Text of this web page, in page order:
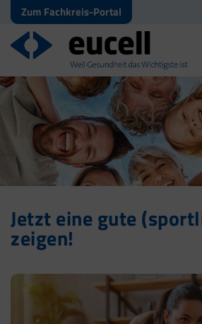
Zum Fachkreis-Portal
Jetzt eine gute
zeigen!